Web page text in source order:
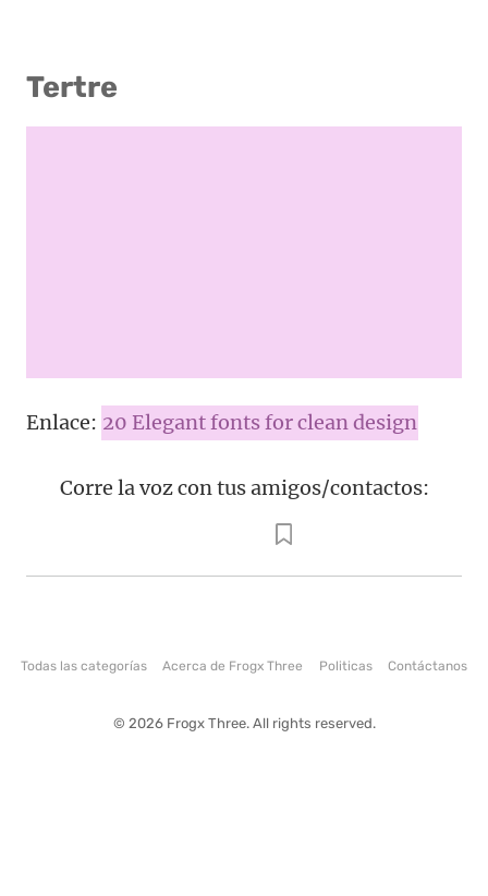
Tertre
Enlace: 20 Elegant fonts for clean design
Corre la voz con tus amigos/contactos:
Todas las categorías Acerca de Frogx Three Politicas Contáctanos
© 2026 Frogx Three. All rights reserved.